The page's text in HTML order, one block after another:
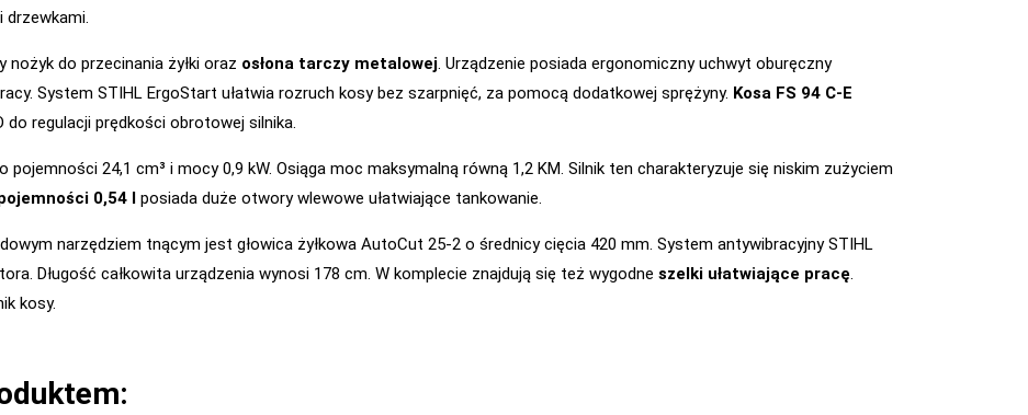
drzewkami.
do przecinania żyłki oraz osłona tarczy metalowej. Urządzenie posiada ergonomiczny uchwyt oburęczny
System STIHL ErgoStart ułatwia rozruch kosy bez szarpnięć, za pomocą dodatkowej sprężyny. Kosa FS 94 C-E
do regulacji prędkości obrotowej silnika.
pojemności 24,1 cm³ i mocy 0,9 kW. Osiąga moc maksymalną równą 1,2 KM. Silnik ten charakteryzuje się niskim zużyciem
0,54 l posiada duże otwory wlewowe ułatwiające tankowanie.
narzędziem tnącym jest głowica żyłkowa AutoCut 25-2 o średnicy cięcia 420 mm. System antywibracyjny STIHL
Długość całkowita urządzenia wynosi 178 cm. W komplecie znajdują się też wygodne szelki ułatwiające pracę.
kosy.